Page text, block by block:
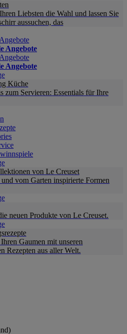
Liebsten die Wahl und lassen Sie
aussuchen, das
Angebote
Angebote
Küche
zum Servieren: Essentials für Ihre
von Le Creuset
vom Garten inspirierte Formen
neuen Produkte von Le Creuset.
Gaumen mit unseren
Rezepten aus aller Welt.